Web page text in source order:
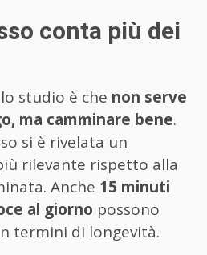
conta più dei
studio è che non serve
ma camminare bene.
si è rivelata un
rilevante rispetto alla
Anche 15 minuti
al giorno possono
termini di longevità.